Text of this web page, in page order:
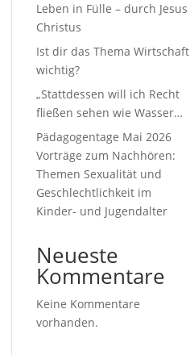
Leben in Fülle – durch Jesus
Christus
Ist dir das Thema Wirtschaft
wichtig?
„Stattdessen will ich Recht
fließen sehen wie Wasser…
Pädagogentage Mai 2026
Vorträge zum Nachhören:
Themen Sexualität und
Geschlechtlichkeit im
Kinder- und Jugendalter
Neueste
Kommentare
Keine Kommentare
vorhanden.